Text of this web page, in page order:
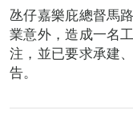
氹仔嘉樂庇總督馬
業意外，造成一名
注，並已要求承建
告。